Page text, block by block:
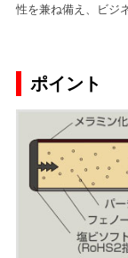
性を兼ね備え、ビジ
ポイント